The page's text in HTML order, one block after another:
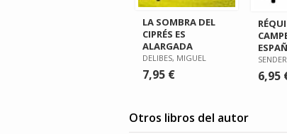
LA SOMBRA DEL
CIPRÉS ES
ALARGADA
DELIBES, MIGUEL
7,95 € 6,95
Otros libros del autor